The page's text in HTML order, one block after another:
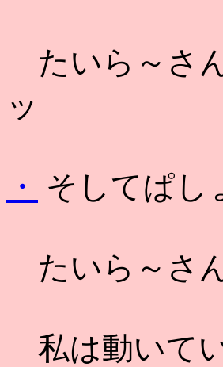
たいら～さ
ッ
・ そしてぱし
たいら～さ
私は動いて